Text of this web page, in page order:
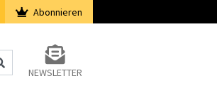
Abonnieren
NEWSLETTER